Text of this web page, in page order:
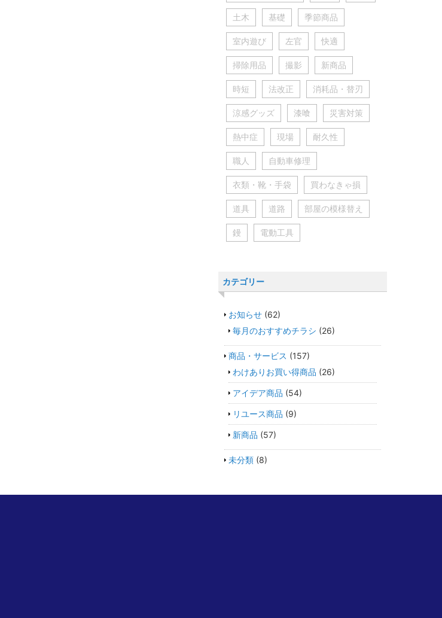
土木 基礎 季節商品
室内遊び 左官 快適
掃除用品 撮影 新商品
時短 法改正 消耗品・替刃
涼感グッズ 漆喰 災害対策
熱中症 現場 耐久性
職人 自動車修理
衣類・靴・手袋 買わなきゃ損
道具 道路 部屋の模様替え
鏝 電動工具
カテゴリー
お知らせ(62)
毎月のおすすめチラシ (26)
商品・サービス (157)
わけありお買い得商品 (26)
アイデア商品 (54)
リユース商品 (9)
新商品 (57)
未分類(8)